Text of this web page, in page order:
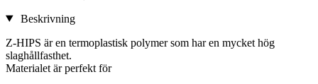
Beskrivning
Z-HIPS är en termoplastisk polymer som har en mycket hög
slaghållfasthet.
Materialet är perfekt för